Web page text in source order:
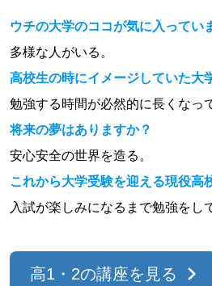
ウチの大学のココが気に入ってい
多様な人がいる。
高校生の時にイメージしていた大
勉強する時間が必然的に長くなっ
将来の夢はありますか？
安心安全の世界を造る。
これから大学受験を迎える現役高
入試が楽しみになるまで勉強をし
高1・2の講座を見る